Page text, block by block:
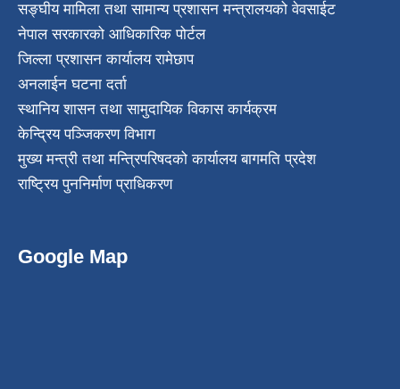
सङ्घीय मामिला तथा सामान्य प्रशासन मन्त्रालयको वेवसाईट
नेपाल सरकारको आधिकारिक पोर्टल
जिल्ला प्रशासन कार्यालय रामेछाप
अनलाईन घटना दर्ता
स्थानिय शासन तथा सामुदायिक विकास कार्यक्रम
केन्द्रिय पञ्जिकरण विभाग
मुख्य मन्त्री तथा मन्त्रिपरिषदको कार्यालय बागमति प्रदेश
राष्ट्रिय पुननिर्माण प्राधिकरण
Google Map